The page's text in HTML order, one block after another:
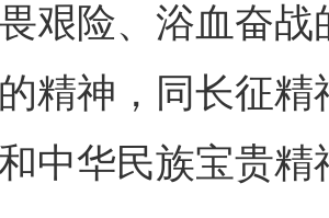
艰险、浴血奋
精神，同长征
中华民族宝贵精